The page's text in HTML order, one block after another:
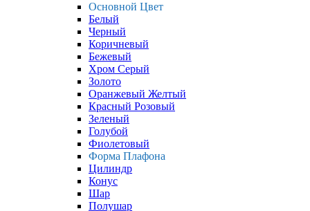
Основной Цвет
Белый
Черный
Коричневый
Бежевый
Хром Серый
Золото
Оранжевый Желтый
Красный Розовый
Зеленый
Голубой
Фиолетовый
Форма Плафона
Цилиндр
Конус
Шар
Полушар